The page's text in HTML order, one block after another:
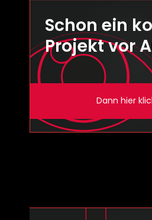
Schon ein
Projekt vor
Dann hier